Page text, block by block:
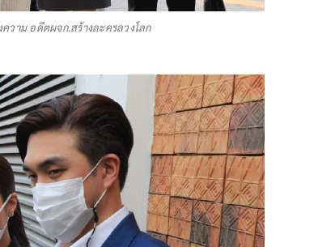
วาม อดีตผจก.สร้างละครลวงโลก